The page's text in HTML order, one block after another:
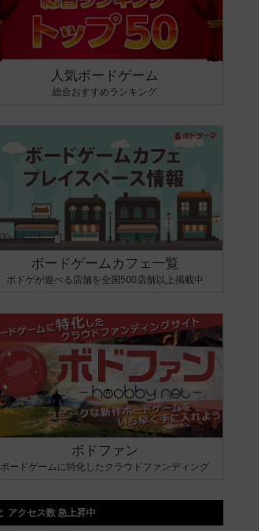
人気ボードゲーム
総合おすすめランキング
ボードゲームカフェ一覧
ボドゲが遊べる店舗を全国500店舗以上掲載中
ボドファン
ボードゲームに特化したクラウドファンディング
アクセス数 急上昇中